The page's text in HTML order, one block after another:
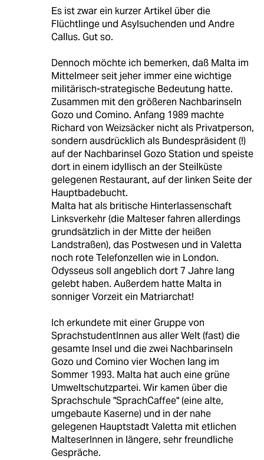
Es ist zwar ein kurzer Artikel über die
Flüchtlinge und Asylsuchenden und Andre
Callus. Gut so.
Dennoch möchte ich bemerken, daß Malta im
Mittelmeer seit jeher immer eine wichtige
militärisch-strategische Bedeutung hatte.
Zusammen mit den größeren Nachbarinseln
Gozo und Comino. Anfang 1989 machte
Richard von Weizsäcker nicht als Privatperson,
sondern ausdrücklich als Bundespräsident (!)
auf der Nachbarinsel Gozo Station und speiste
dort in einem idyllisch an der Steilküste
gelegenen Restaurant, auf der linken Seite der
Hauptbadebucht.
Malta hat als britische Hinterlassenschaft
Linksverkehr (die Malteser fahren allerdings
grundsätzlich in der Mitte der heißen
Landstraßen), das Postwesen und in Valetta
noch rote Telefonzellen wie in London.
Odysseus soll angeblich dort 7 Jahre lang
gelebt haben. Außerdem hatte Malta in
sonniger Vorzeit ein Matriarchat!
Ich erkundete mit einer Gruppe von
SprachstudentInnen aus aller Welt (fast) die
gesamte Insel und die zwei Nachbarinseln
Gozo und Comino vier Wochen lang im
Sommer 1993. Malta hat auch eine grüne
Umweltschutzpartei. Wir kamen über die
Sprachschule "SprachCaffee" (eine alte,
umgebaute Kaserne) und in der nahe
gelegenen Hauptstadt Valetta mit etlichen
MalteserInnen in längere, sehr freundliche
Gespräche.